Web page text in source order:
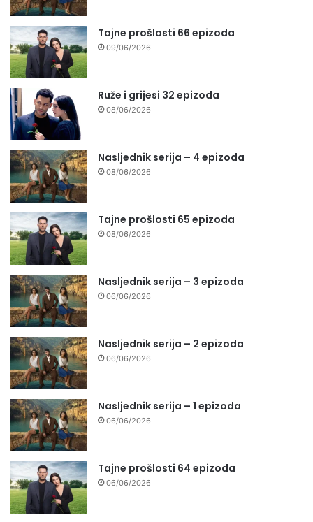
Tajne prošlosti 66 epizoda
09/06/2026
Ruže i grijesi 32 epizoda
08/06/2026
Nasljednik serija – 4 epizoda
08/06/2026
Tajne prošlosti 65 epizoda
08/06/2026
Nasljednik serija – 3 epizoda
06/06/2026
Nasljednik serija – 2 epizoda
06/06/2026
Nasljednik serija – 1 epizoda
06/06/2026
Tajne prošlosti 64 epizoda
06/06/2026